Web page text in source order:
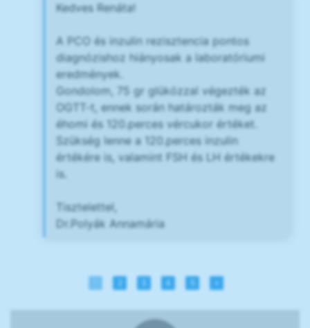
Kedves Renáta!
A PCO és inzulin rezisztencia pontos
diagnózishoz hiányosak a laboratóriumi
eredmények.
Gondolom, 75 gr glükózzal végezték az
OGTT-t, ennek során határozták meg az
éhomi és 120.perces vércukor értéket.
Szükség lenne a 120.perces inzulin
értékére is, valamint FSH és LH értékekre
is.
Tisztelettel,
Dr.Polyák Annamária
4 »